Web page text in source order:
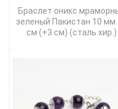
Браслет оникс
зеленый Пакистан 10 мм
см (+3 см) (сталь хир.)